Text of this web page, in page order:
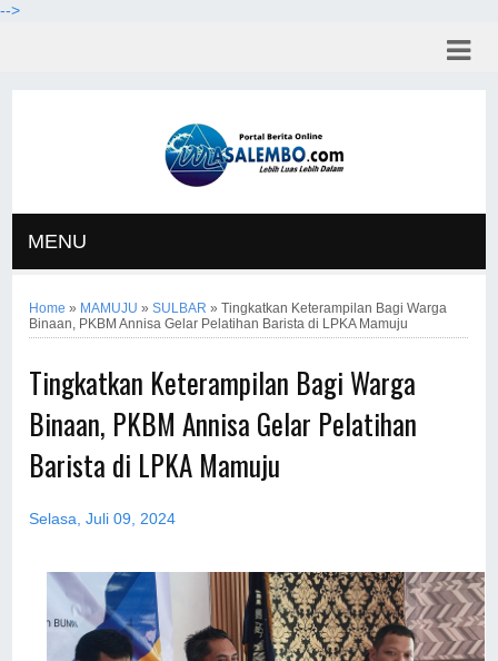
-->
MENU
Home » MAMUJU »SULBAR »Tingkatkan Keterampilan Bagi Warga
Binaan, PKBM Annisa Gelar Pelatihan Barista di LPKA Mamuju
Tingkatkan Keterampilan Bagi Warga
Binaan, PKBM Annisa Gelar Pelatihan
Barista di LPKA Mamuju
Selasa, Juli 09, 2024